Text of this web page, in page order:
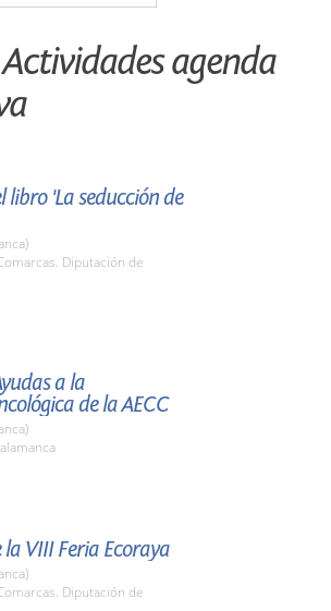
agenda
libro 'La seducción de
Diputación de
a la
de la AECC
VIII Feria Ecoraya
Diputación de